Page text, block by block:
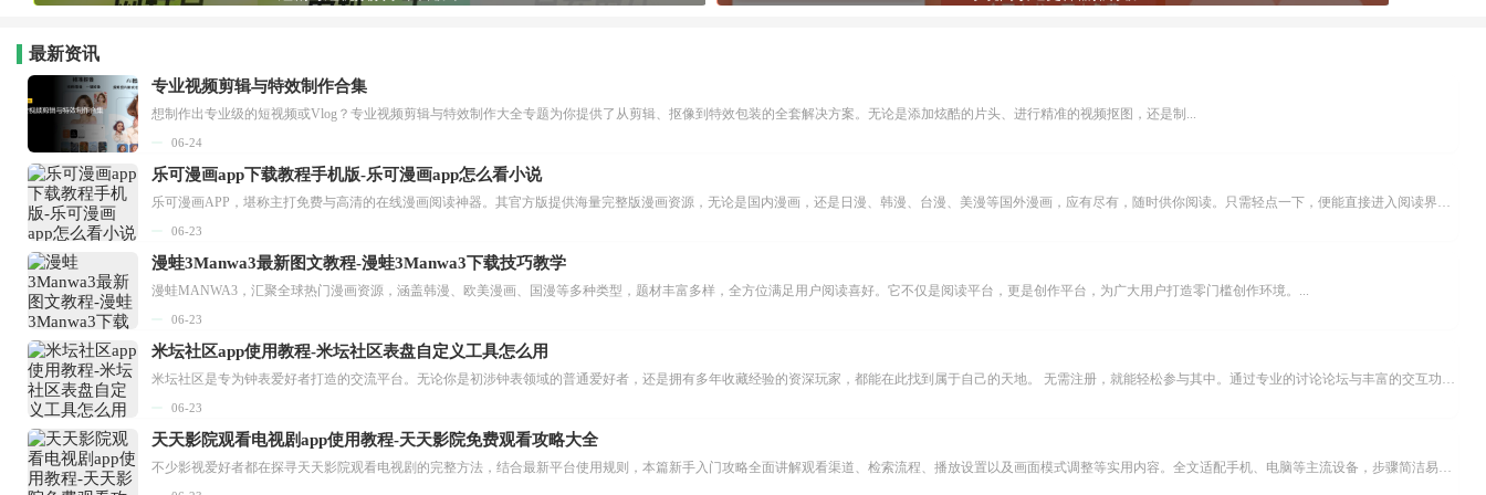
最新资讯
专业视频剪辑与特效制作合集
想制作出专业级的短视频或Vlog？专业视频剪辑与特效制作大全专题为你提供了从剪辑、抠像到特效包装的全套解决方案。无论是添加炫酷的片头、进行精准的视频抠图，还是制...
06-24
乐可漫画app下载教程手机版-乐可漫画app怎么看小说
乐可漫画APP，堪称主打免费与高清的在线漫画阅读神器。其官方版提供海量完整版漫画资源，无论是国内漫画，还是日漫、韩漫、台漫、美漫等国外漫画，应有尽有，随时供你阅读。只需轻点一下，便能直接进入阅读界面。不仅如此，乐可漫画最新版本更新速度极快，在这里，你总能抢先看到全网一手漫画章节内容！...
06-23
漫蛙3Manwa3最新图文教程-漫蛙3Manwa3下载技巧教学
漫蛙MANWA3，汇聚全球热门漫画资源，涵盖韩漫、欧美漫画、国漫等多种类型，题材丰富多样，全方位满足用户阅读喜好。它不仅是阅读平台，更是创作平台，为广大用户打造零门槛创作环境。...
06-23
米坛社区app使用教程-米坛社区表盘自定义工具怎么用
米坛社区是专为钟表爱好者打造的交流平台。无论你是初涉钟表领域的普通爱好者，还是拥有多年收藏经验的资深玩家，都能在此找到属于自己的天地。 无需注册，就能轻松参与其中。通过专业的讨论论坛与丰富的交互功能，你可与世界各地的钟表爱好者畅快交流。若你钟情于钟表，米坛社区无疑是值得一试的理想之选。在这里，你能获取最新的手表资讯，交流见解，提升鉴赏品味，让每一块手表都成为收藏故事中重要的一部分。感兴趣的朋友，不要错过下载机会。...
06-23
天天影院观看电视剧app使用教程-天天影院免费观看攻略大全
不少影视爱好者都在探寻天天影院观看电视剧的完整方法，结合最新平台使用规则，本篇新手入门攻略全面讲解观看渠道、检索流程、播放设置以及画面模式调整等实用内容。全文适配手机、电脑等主流设备，步骤简洁易懂，无论是初次使用的新手，还是想要优化观影体验的用户，都能参照内容快速上手，熟练掌握平台各项操作技巧，轻松畅享影视内容。...